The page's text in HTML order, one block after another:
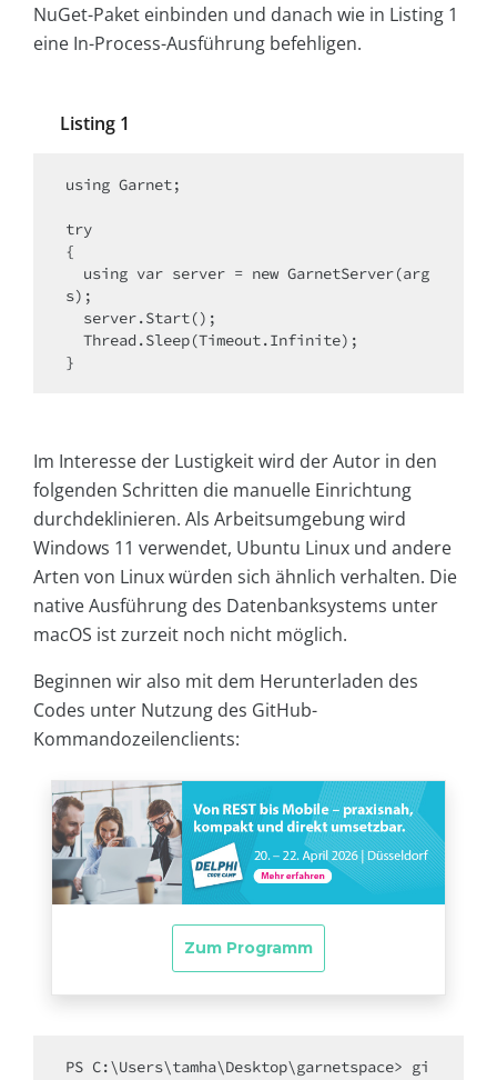
NuGet-Paket einbinden und danach wie in Listing 1
eine In-Process-Ausführung befehligen.
Listing 1
using Garnet;
try
{
s);
Im Interesse der Lustigkeit wird der Autor in den
folgenden Schritten die manuelle Einrichtung
durchdeklinieren. Als Arbeitsumgebung wird
Windows 11 verwendet, Ubuntu Linux und andere
Arten von Linux würden sich ähnlich verhalten. Die
native Ausführung des Datenbanksystems unter
macOS ist zurzeit noch nicht möglich.
Beginnen wir also mit dem Herunterladen des
Codes unter Nutzung des GitHub-
Kommandozeilenclients:
PS C:\Users\tamha\Desktop\garnetspace> gi